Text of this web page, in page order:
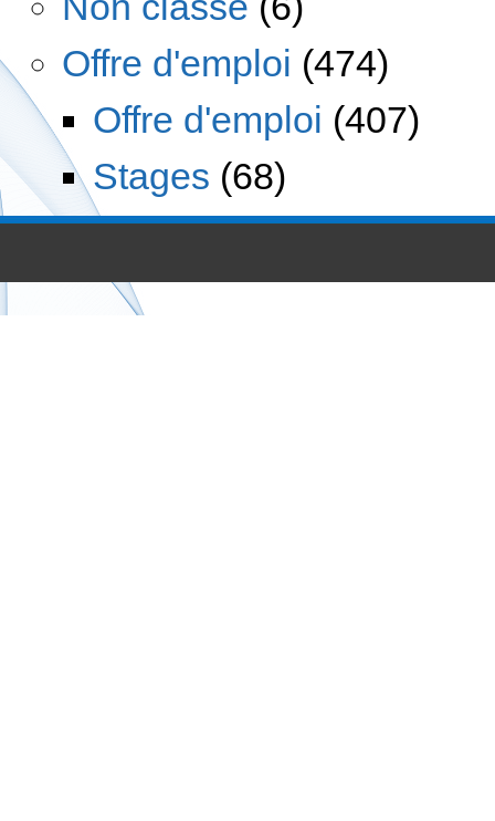
Offre d'emploi (474)
Offre d'emploi (407)
Stages (68)